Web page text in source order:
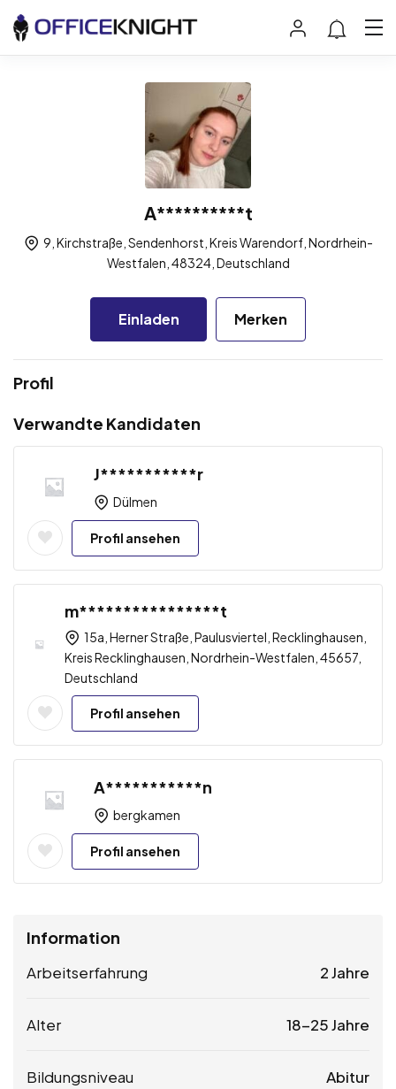
A**********t
9, Kirchstraße, Sendenhorst, Kreis Warendorf, Nordrhein-
Westfalen, 48324, Deutschland
Einladen Merken
Profil
Verwandte Kandidaten
J***********r
Dülmen
Profil ansehen
m****************t
15a, Herner Straße, Paulusviertel, Recklinghausen,
Kreis Recklinghausen, Nordrhein-Westfalen, 45657,
Deutschland
Profil ansehen
A***********n
bergkamen
Profil ansehen
Information
Arbeitserfahrung 2 Jahre
Alter 18-25 Jahre
Bildungsniveau Abitur